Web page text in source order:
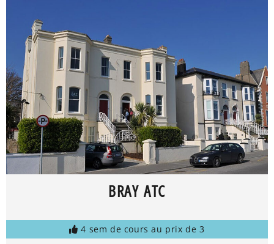
BRAY ATC
4 sem de cours au prix de 3